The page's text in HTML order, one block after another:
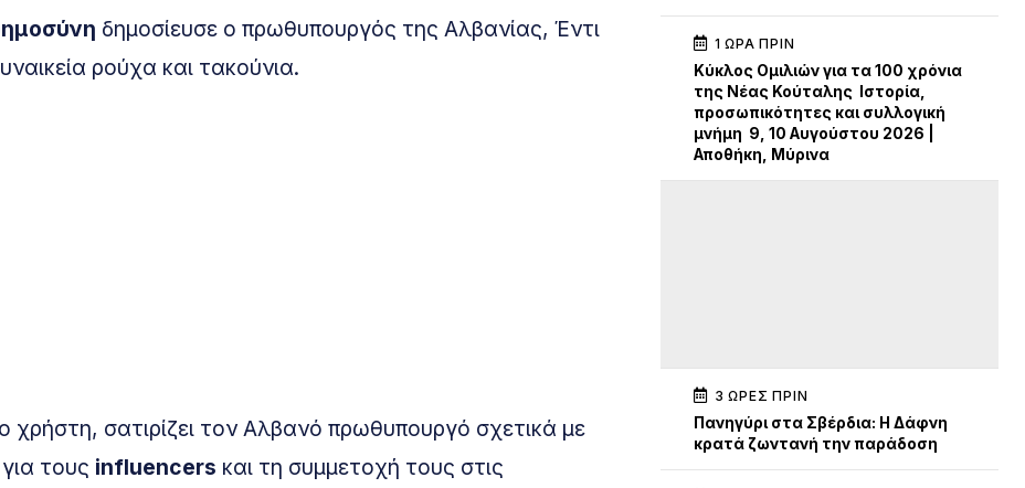
δημοσίευσε ο πρωθυπουργός της Αλβανίας, Έντι
ρούχα και τακούνια.
σατιρίζει τον Αλβανό πρωθυπουργό σχετικά με
τους influencers και τη συμμετοχή τους στις
1 ΏΡΑ ΠΡΙΝ
Κύκλος Ομιλιών για τα 100 χρόνια
της Νέας Κούταλης Ιστορία,
προσωπικότητες και συλλογική
μνήμη 9, 10 Αυγούστου 2026 |
Αποθήκη, Μύρινα
3 ΏΡΕΣ ΠΡΙΝ
Πανηγύρι στα Σβέρδια: Η Δάφνη
κρατά ζωντανή την παράδοση